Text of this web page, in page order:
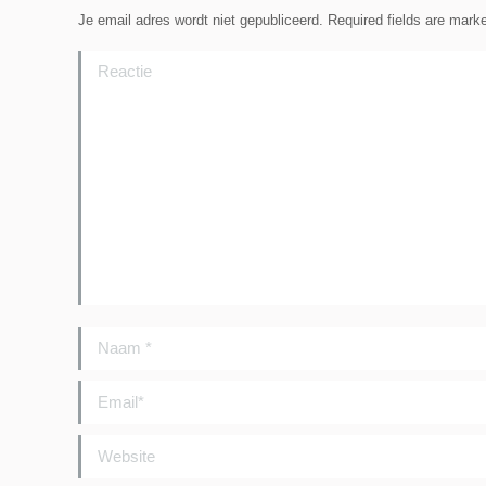
Je email adres wordt niet gepubliceerd. Required fields are
Reactie
Naam *
Email *
Website